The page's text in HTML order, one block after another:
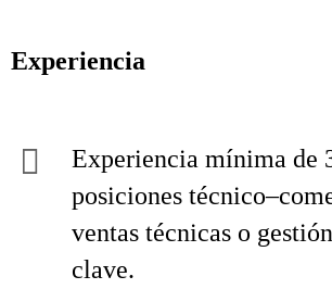
Experiencia
Experiencia mínima de
posiciones
ventas técnicas o
clave.